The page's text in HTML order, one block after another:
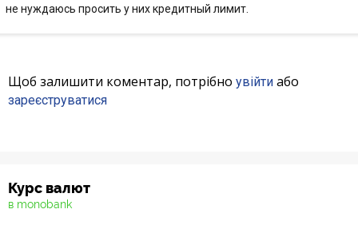
не нуждаюсь просить у них кредитный лимит.
Щоб залишити коментар, потрібно увійти або
зареєструватися
Курс валют
в monobank